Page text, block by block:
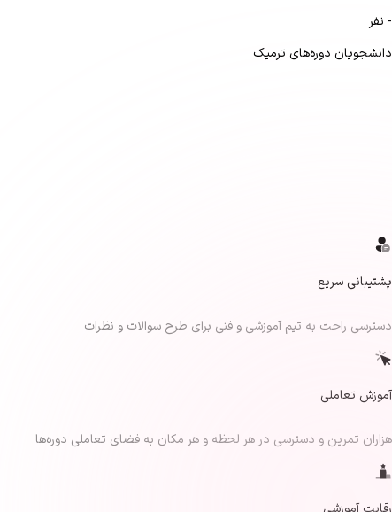
- نفر
دانشجویان دوره‌های ترمیک
پشتیبانی سریع
دسترسی راحت به تیم آموزشی و فنی برای طرح سوالات و نظرات
آموزش تعاملی
هزاران تمرین و دسترسی در هر لحظه و هر مکان به فضای تعاملی دوره‌ها